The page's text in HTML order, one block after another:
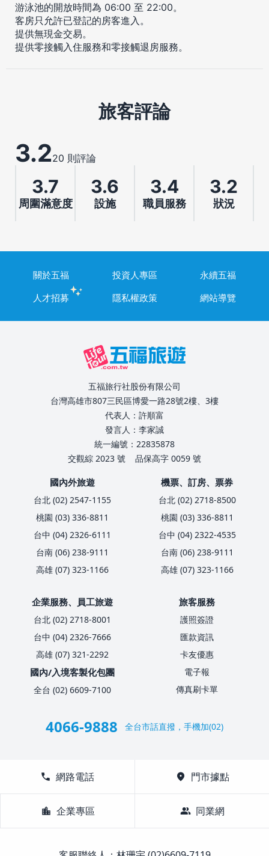
游泳池的開放時間為 06:00 至 22:00。
客房只允許已登記的房客進入。
提供無現金交易。
提供零接觸入住服務和零接觸退房服務。
旅客評論
3.220 則評論
3.7
周圍滿意度
3.6
設施
3.4
職員服務
3.2
狀況
關於五福 投資人專區
永續五福
人才招募
隱私權政策 網站導覽
五福旅行社股份有限公司
台灣高雄市807三民區博愛一路28號2樓、3樓
代表人：許順富
發言人：李家誠
統一編號：22835878
交觀綜 2023 號
品保高字 0059 號
國內外旅遊
台北 (02) 2547-1155
桃園 (03) 336-8811
台中 (04) 2326-6111
台南 (06) 238-9111
高雄 (07) 323-1166
機票、訂房、票券
台北 (02) 2718-8500
桃園 (03) 336-8811
台中 (04) 2322-4535
台南 (06) 238-9111
高雄 (07) 323-1166
企業服務、員工旅遊
台北 (02) 2718-8001
台中 (04) 2326-7666
高雄 (07) 321-2292
國內/入境客製化包團
全台 (02) 6609-7100
旅客服務
護照簽證
匯款資訊
卡友優惠
電子報
傳真刷卡單
4066-9888 全台市話直撥，手機加(02)
call 網路電話 location_on 門市據點
location_city 企業專區 group 同業網